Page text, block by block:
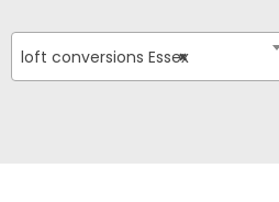
×
loft conversions Essex